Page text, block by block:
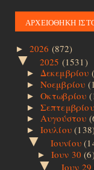
ΑΡΧΕΙΟΘΗΚΗ
► 2026 (872)
▼ 2025 (1531)
► Δεκεμβρίου
► Νοεμβρίου
► Οκτωβρίου
►
► Αυγούστου
► Ιουλίου
▼ Ιουνίου
► Ιουν 30
▼ Ιουν 29